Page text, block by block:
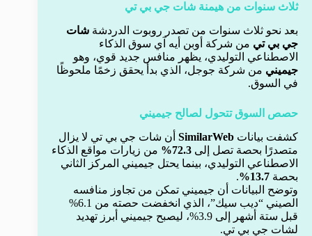
ثلاث سنوات من هيمنة شات جي بي تي
بعد نحو ثلاث سنوات من تصدر روبوت الدردشة شات
جي بي تي من شركة أوبن أيه آي سوق الذكاء
الاصطناعي التوليدي، يظهر منافس جديد قوي، وهو
جيميني من شركة جوجل، الذي بدأ يحقق زخمًا ملحوظًا
في السوق.
حصص السوق تتحول لصالح جيميني
كشفت بيانات SimilarWeb أن شات جي بي تي لا يزال
متصدرًا بحصة تصل إلى 72.3%
من زيارات مواقع الذكاء
الاصطناعي التوليدي، بينما يحتل جيميني المركز الثاني
بحصة 13.7%
.
وتوضح البيانات أن جيميني تمكن من تجاوز منافسه
الصيني “ديب سيك”، الذي انخفضت حصته من 6.1%
قبل ستة أشهر إلى 3.9%، ليصبح جيميني أبرز تهديد
لشات جي بي تي.